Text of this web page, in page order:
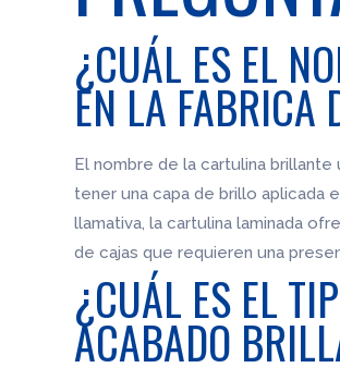
¿CUÁL ES EL
EN LA FABRICA
El nombre de la cartulina brillante
tener una capa de brillo aplicada
llamativa, la cartulina laminada
de cajas que requieren una
¿CUÁL ES EL
ACABADO